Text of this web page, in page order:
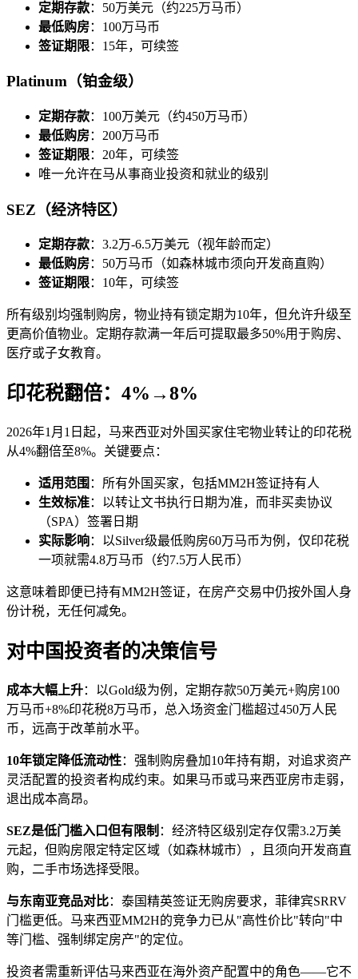
定期存款：50万美元（约225万马币）
最低购房：100万马币
签证期限：15年，可续签
Platinum（铂金级）
定期存款：100万美元（约450万马币）
最低购房：200万马币
签证期限：20年，可续签
唯一允许在马从事商业投资和就业的级别
SEZ（经济特区）
定期存款：3.2万-6.5万美元（视年龄而定）
最低购房：50万马币（如森林城市须向开发商直购）
签证期限：10年，可续签
所有级别均强制购房，物业持有锁定期为10年，但允许升级至
更高价值物业。定期存款满一年后可提取最多50%用于购房、
医疗或子女教育。
印花税翻倍：4%→8%
2026年1月1日起，马来西亚对外国买家住宅物业转让的印花税
从4%翻倍至8%。关键要点：
适用范围 ：所有外国买家，包括MM2H签证持有人
生效标准：以转让文书执行日期为准，而非买卖协议
（SPA）签署日期
实际影响：以Silver级最低购房60万马币为例，仅印花税
一项就需4.8万马币（约7.5万人民币）
这意味着即便已持有MM2H签证，在房产交易中仍按外国人身
份计税，无任何减免。
对中国投资者的决策信号
成本大幅上升：以Gold级为例，定期存款50万美元+购房100
万马币+8%印花税8万马币，总入场资金门槛超过450万人民
币，远高于改革前水平。
10年锁定降低流动性：强制购房叠加10年持有期，对追求资产
灵活配置的投资者构成约束。如果马币或马来西亚房市走弱，
退出成本高昂。
SEZ是低门槛入口但有限制 ：经济特区级别定存仅需3.2万美
元起，但购房限定特定区域（如森林城市），且须向开发商直
购，二手市场选择受限。
与东南亚竞品对比：泰国精英签证无购房要求，菲律宾SRRV
门槛更低。马来西亚MM2H的竞争力已从"高性价比"转向"中
等门槛、强制绑定房产"的定位。
投资者需重新评估马来西亚在海外资产配置中的角色——它不